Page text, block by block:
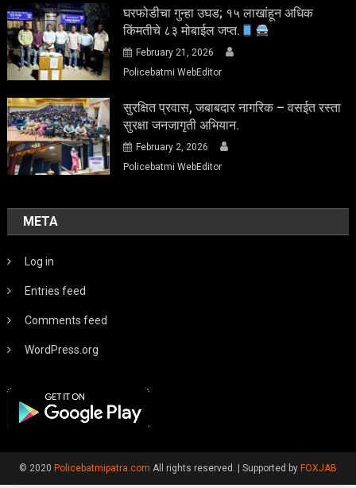
घरफोडीचा गुन्हा उघड; १५ लाखांहून अधिक
किंमतीचे ८३ मोबाईल जप्त.
February 21, 2026
Policebatmi WebEditor
सुरक्षित प्रवास, जबाबदार नागरिक – वसईत रस्ता
सुरक्षा जनजागृती अभियान.
February 2, 2026
Policebatmi WebEditor
META
Log in
Entries feed
Comments feed
WordPress.org
© 2020 Policebatmipatra.com All rights reserved. Supported by FOXJAB